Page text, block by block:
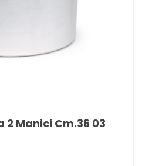
Pentola Cilindrica 2 Manici Cm.36 03